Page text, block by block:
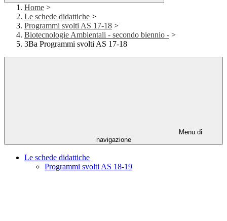
Home >
Le schede didattiche >
Programmi svolti AS 17-18 >
Biotecnologie Ambientali - secondo biennio - >
3Ba Programmi svolti AS 17-18
Menu di
navigazione
Le schede didattiche
Programmi svolti AS 18-19